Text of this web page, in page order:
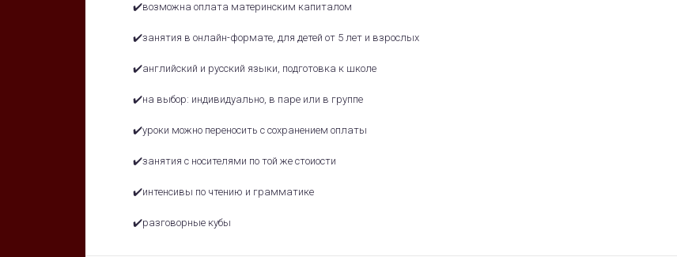
✔️возможна оплата материнским капиталом
✔️занятия в онлайн-формате, для детей от 5 лет и взрослых
✔️английский и русский языки, подготовка к школе
✔️на выбор: индивидуально, в паре или в группе
✔️уроки можно переносить с сохранением оплаты
✔️занятия с носителями по той же стоиости
✔️интенсивы по чтению и грамматике
✔️разговорные кубы